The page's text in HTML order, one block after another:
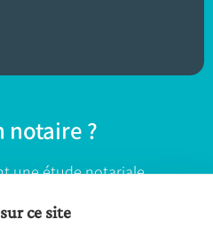
notaire ?
une étude notariale
ce site